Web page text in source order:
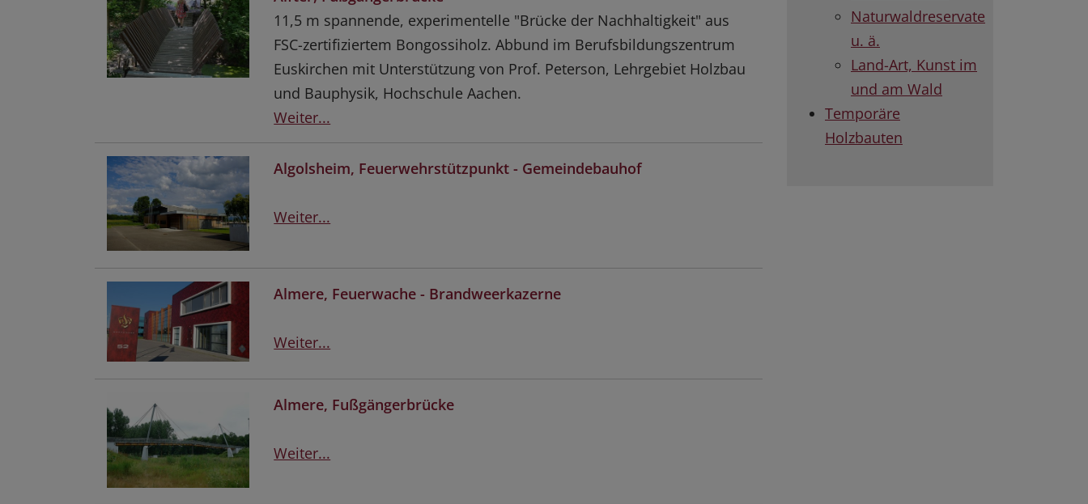
11,5 m spannende, experimentelle "Brücke der Nachhaltigkeit" aus
FSC-zertifiziertem Bongossiholz. Abbund im Berufsbildungszentrum
Euskirchen mit Unterstützung von Prof. Peterson, Lehrgebiet Holzbau
und Bauphysik, Hochschule Aachen.
Weiter...
Algolsheim, Feuerwehrstützpunkt - Gemeindebauhof
Weiter...
Almere, Feuerwache - Brandweerkazerne
Weiter...
Almere, Fußgängerbrücke
Weiter...
Naturwaldreservate
u. ä.
Land-Art, Kunst im
und am Wald
Temporäre
Holzbauten